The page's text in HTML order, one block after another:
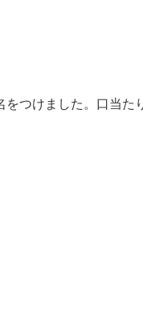
つけました。口当た